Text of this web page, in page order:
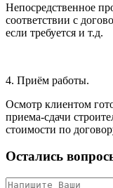
Непосредственное
соответствии с
если требуется и т.д.
4. Приём работы.
Осмотр клиентом
приема-сдачи
стоимости по
Остались